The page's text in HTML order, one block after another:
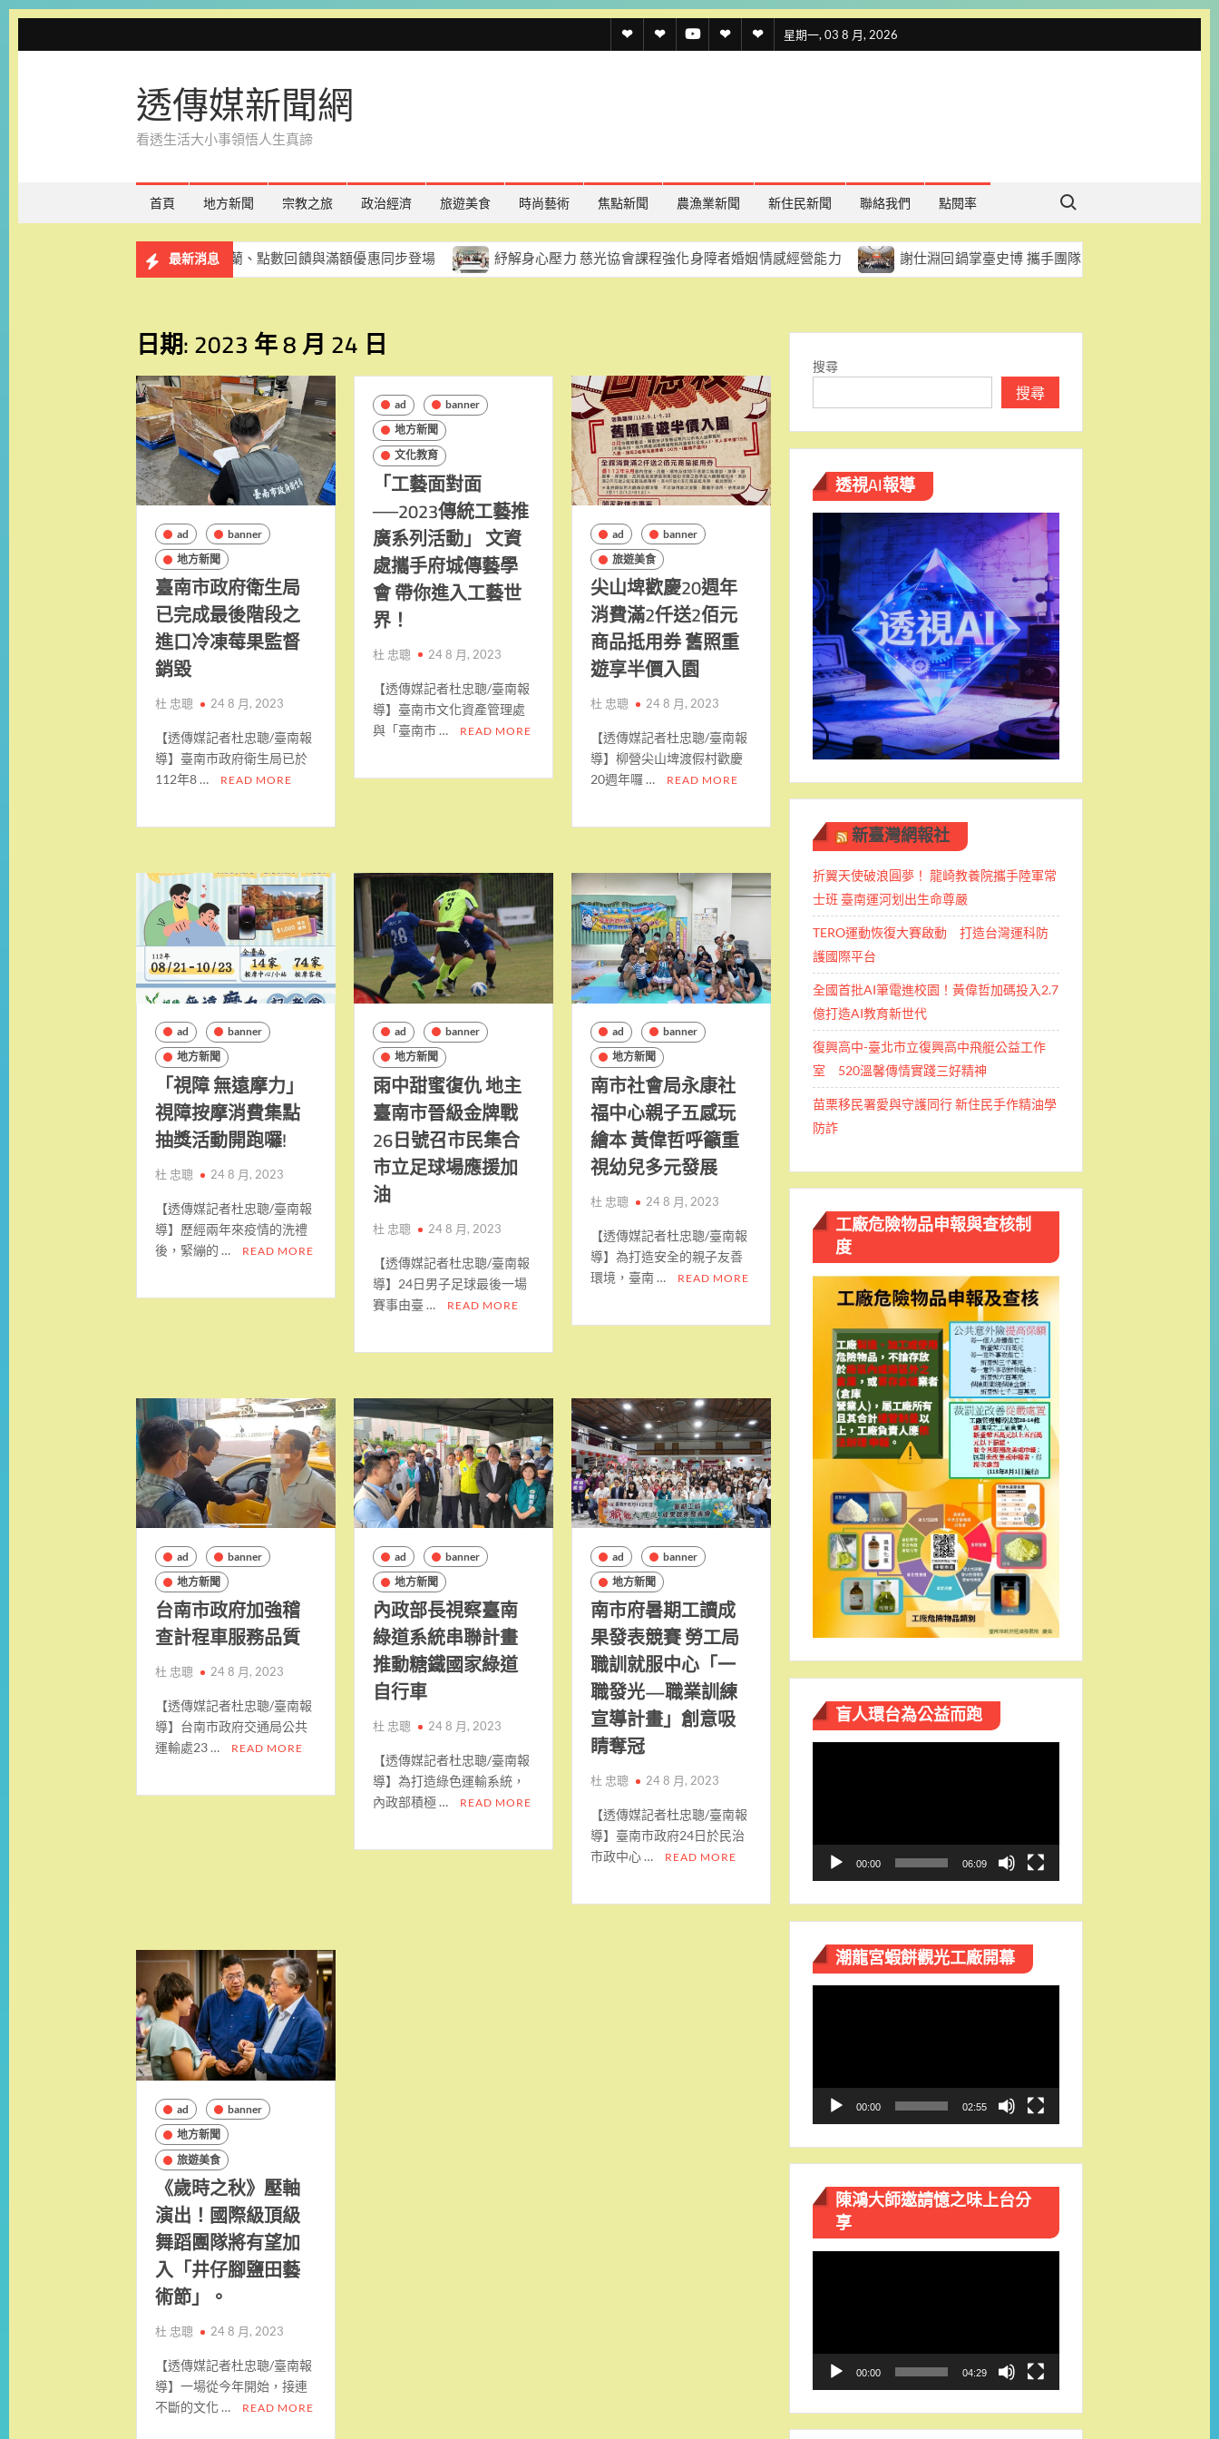
to
星期一, 03 8 月, 2026
透 透
名
透 聯 官
透傳媒新聞網
看透生活大小事領悟人生真諦
首頁 地方新聞 宗教之旅 政治經濟 旅遊美食 時尚藝術 焦點新聞 農漁業新聞 新住民新聞 聯絡我們 點閱率
Search for:
最新消息
團父親節獻暖意 石斛蘭、點數回饋與滿額優惠同步登場 紓解身心壓力 慈光協會課程強化身障者婚姻情感經營能力 謝仕淵回鍋掌臺史博 攜手團隊邁向世界級歷史文化館舍
日期:2023 年 8 月 24 日
ad
banner
地方新聞
臺南市政府衛生局
已完成最後階段之
進口冷凍莓果監督
銷毀
杜 忠聰 24 8 月, 2023
【透傳媒記者杜忠聰/臺南報
導】臺南市政府衛生局已於
112年8 …
READ MORE
ad
banner
地方新聞
文化教育
「工藝面對面
──2023傳統工藝推
廣系列活動」 文資
處攜手府城傳藝學
會 帶你進入工藝世
界！
杜 忠聰 24 8 月, 2023
【透傳媒記者杜忠聰/臺南報
導】臺南市文化資產管理處
與「臺南市 …
READ MORE
ad
banner
旅遊美食
尖山埤歡慶20週年
消費滿2仟送2佰元
商品抵用券 舊照重
遊享半價入園
杜 忠聰 24 8 月, 2023
【透傳媒記者杜忠聰/臺南報
導】柳營尖山埤渡假村歡慶
20週年囉 …
READ MORE
ad
banner
地方新聞
「視障 無遠摩力」
視障按摩消費集點
抽獎活動開跑囉!
杜 忠聰 24 8 月, 2023
【透傳媒記者杜忠聰/臺南報
導】歷經兩年來疫情的洗禮
後，緊繃的 …
READ MORE
ad
banner
地方新聞
雨中甜蜜復仇 地主
臺南市晉級金牌戰
26日號召市民集合
市立足球場應援加
油
杜 忠聰 24 8 月, 2023
【透傳媒記者杜忠聰/臺南報
導】24日男子足球最後一場
賽事由臺 …
READ MORE
ad
banner
地方新聞
南市社會局永康社
福中心親子五感玩
繪本 黃偉哲呼籲重
視幼兒多元發展
杜 忠聰 24 8 月, 2023
【透傳媒記者杜忠聰/臺南報
導】為打造安全的親子友善
環境，臺南 …
READ MORE
ad
banner
地方新聞
台南市政府加強稽
查計程車服務品質
杜 忠聰 24 8 月, 2023
【透傳媒記者杜忠聰/臺南報
導】台南市政府交通局公共
運輸處23 …
READ MORE
ad
banner
地方新聞
內政部長視察臺南
綠道系統串聯計畫
推動糖鐵國家綠道
自行車
杜 忠聰 24 8 月, 2023
【透傳媒記者杜忠聰/臺南報
導】為打造綠色運輸系統，
內政部積極 …
READ MORE
ad
banner
地方新聞
南市府暑期工讀成
果發表競賽 勞工局
職訓就服中心「一
職發光—職業訓練
宣導計畫」創意吸
睛奪冠
杜 忠聰 24 8 月, 2023
【透傳媒記者杜忠聰/臺南報
導】臺南市政府24日於民治
市政中心 …
READ MORE
ad
banner
地方新聞
旅遊美食
《歲時之秋》壓軸
演出！國際級頂級
舞蹈團隊將有望加
入「井仔腳鹽田藝
術節」。
杜 忠聰 24 8 月, 2023
【透傳媒記者杜忠聰/臺南報
導】一場從今年開始，接連
不斷的文化 …
READ MORE
搜尋
搜尋
透視AI報導
新臺灣網報社
折翼天使破浪圓夢！ 龍崎教養院攜手陸軍常
士班 ​臺南運河划出生命尊嚴
TERO運動恢復大賽啟動 打造台灣運科防
護國際平台
全國首批AI筆電進校園！黃偉哲加碼投入2.7
億打造AI教育新世代
復興高中-臺北市立復興高中飛艇公益工作
室 520溫馨傳情實踐三好精神
苗栗移民署愛與守護同行 新住民手作精油學
防詐
工廠危險物品申報與查核制
度
盲人環台​為公益而跑
00:00 06:09
潮龍宮蝦餅觀光工廠開幕
00:00 02:55
陳鴻大師邀請憶之味上台分
享
00:00 04:29